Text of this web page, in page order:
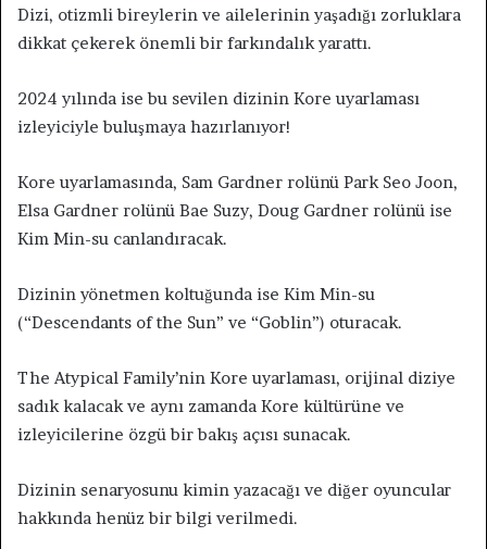
Dizi, otizmli bireylerin ve ailelerinin yaşadığı zorluklara
dikkat çekerek önemli bir farkındalık yarattı.
2024 yılında ise bu sevilen dizinin Kore uyarlaması
izleyiciyle buluşmaya hazırlanıyor!
Kore uyarlamasında, Sam Gardner rolünü Park Seo Joon,
Elsa Gardner rolünü Bae Suzy, Doug Gardner rolünü ise
Kim Min-su canlandıracak.
Dizinin yönetmen koltuğunda ise Kim Min-su
(“Descendants of the Sun” ve “Goblin”) oturacak.
The Atypical Family’nin Kore uyarlaması, orijinal diziye
sadık kalacak ve aynı zamanda Kore kültürüne ve
izleyicilerine özgü bir bakış açısı sunacak.
Dizinin senaryosunu kimin yazacağı ve diğer oyuncular
hakkında henüz bir bilgi verilmedi.